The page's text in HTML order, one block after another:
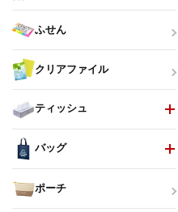
ふせん
クリアファイル
ティッシュ
バッグ
ポーチ